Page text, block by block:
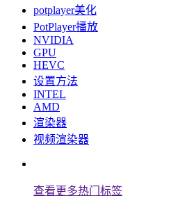
potplayer美化
PotPlayer播放
NVIDIA
GPU
HEVC
设置方法
INTEL
AMD
渲染器
视频渲染器
查看更多热门标签